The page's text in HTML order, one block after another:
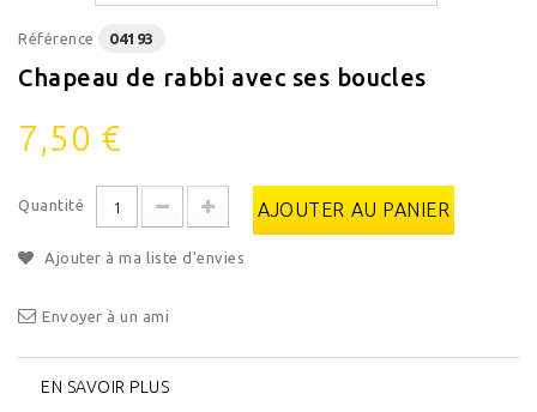
Référence 04193
Chapeau de rabbi avec ses boucles
7,50 €
Quantité AJOUTER AU PANIER
Ajouter à ma liste d'envies
Envoyer à un ami
EN SAVOIR PLUS